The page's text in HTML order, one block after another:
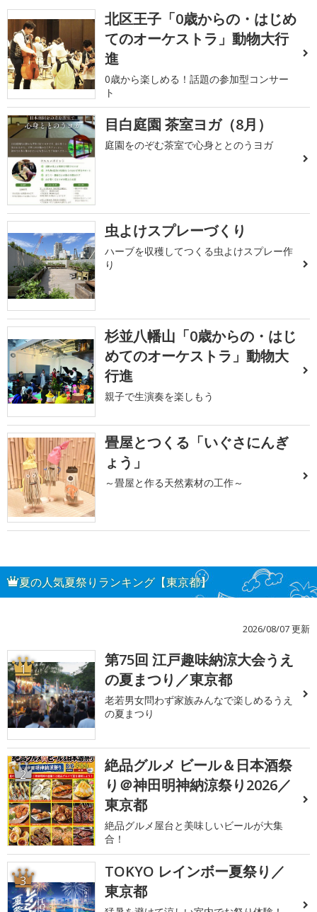
北区王子「0歳からの・はじめ
てのオーケストラ」動物大行
進
0歳から楽しめる！話題の参加型コンサー
ト
目白庭園 茶室ヨガ（8月）
庭園をのぞむ茶室で心身ととのうヨガ
虫よけスプレーづくり
ハーブを収穫してつくる虫よけスプレー作
り
杉並八幡山「0歳からの・はじ
めてのオーケストラ」動物大
行進
親子で生演奏を楽しもう
畳屋とつくる「いぐさにんぎ
ょう」
～畳屋と作る天然素材の工作～
夏の人気夏祭りランキング【東京都】
2026/08/07 更新
1
第75回 江戸趣味納涼大会うえ
の夏まつり／東京都
老若男女問わず家族みんなで楽しめるうえ
の夏まつり
2
絶品グルメ ビール＆日本酒祭
り＠神田明神納涼祭り2026／
東京都
絶品グルメ屋台と美味しいビールが大集
合！
3
TOKYO レインボー夏祭り／
東京都